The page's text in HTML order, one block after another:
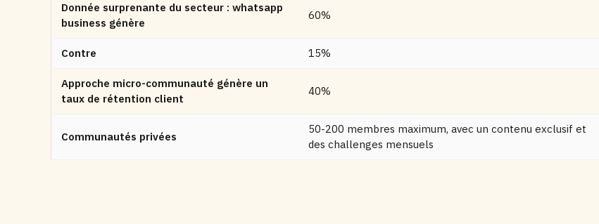
Donnée surprenante du secteur : whatsapp
business génère
60%
Contre 15%
Approche micro-communauté génère un
taux de rétention client
40%
Communautés privées
50-200 membres maximum, avec un contenu exclusif et
des challenges mensuels